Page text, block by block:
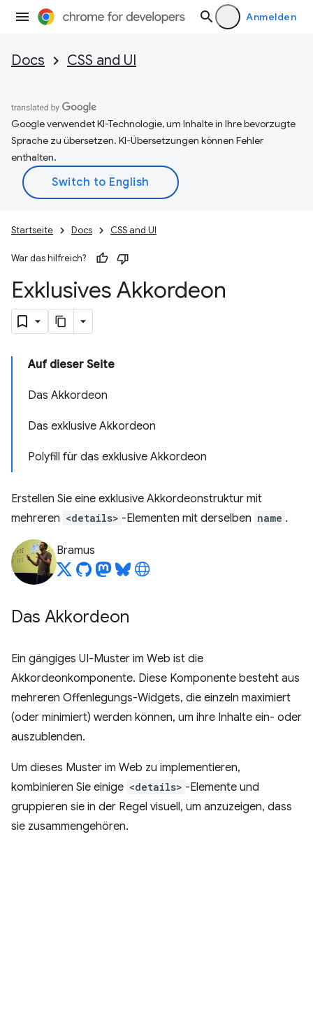
Anmelden
Docs CSS and UI
Google verwendet KI-Technologie, um Inhalte in Ihre bevorzugte
Sprache zu übersetzen. KI-Übersetzungen können Fehler
enthalten.
Startseite Docs CSS and UI
War das hilfreich?
Exklusives Akkordeon
Auf dieser Seite
Das Akkordeon
Das exklusive Akkordeon
Polyfill für das exklusive Akkordeon
Erstellen Sie eine exklusive Akkordeonstruktur mit
mehreren <details> -Elementen mit derselben name .
Bramus
Das Akkordeon
Ein gängiges UI-Muster im Web ist die
Akkordeonkomponente. Diese Komponente besteht aus
mehreren Offenlegungs-Widgets, die einzeln maximiert
(oder minimiert) werden können, um ihre Inhalte ein- oder
auszublenden.
Um dieses Muster im Web zu implementieren,
kombinieren Sie einige <details> -Elemente und
gruppieren sie in der Regel visuell, um anzuzeigen, dass
sie zusammengehören.